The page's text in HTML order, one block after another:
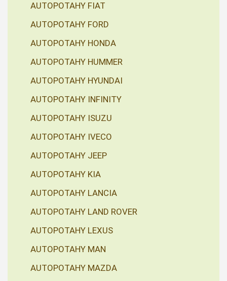
AUTOPOTAHY FIAT
AUTOPOTAHY FORD
AUTOPOTAHY HONDA
AUTOPOTAHY HUMMER
AUTOPOTAHY HYUNDAI
AUTOPOTAHY INFINITY
AUTOPOTAHY ISUZU
AUTOPOTAHY IVECO
AUTOPOTAHY JEEP
AUTOPOTAHY KIA
AUTOPOTAHY LANCIA
AUTOPOTAHY LAND ROVER
AUTOPOTAHY LEXUS
AUTOPOTAHY MAN
AUTOPOTAHY MAZDA